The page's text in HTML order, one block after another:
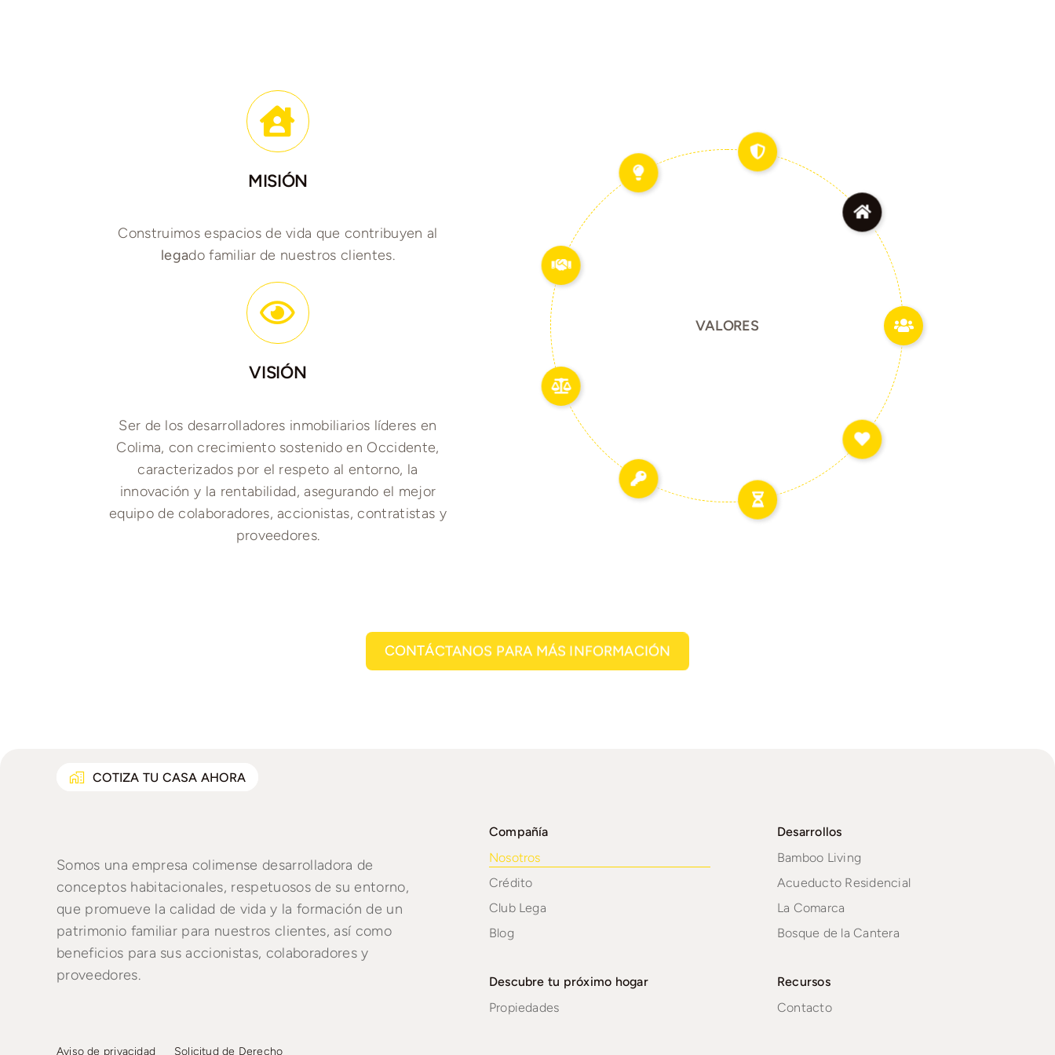
MISIÓN
Construimos espacios de vida que contribuyen al
legado familiar de nuestros clientes.
VISIÓN
Ser de los desarrolladores inmobiliarios líderes en
Colima, con crecimiento sostenido en Occidente,
caracterizados por el respeto al entorno, la
innovación y la rentabilidad, asegurando el mejor
equipo de colaboradores, accionistas, contratistas y
proveedores.
VALORES
CONTÁCTANOS PARA MÁS INFORMACIÓN
COTIZA TU CASA AHORA
Somos una empresa colimense desarrolladora de
conceptos habitacionales, respetuosos de su entorno,
que promueve la calidad de vida y la formación de un
patrimonio familiar para nuestros clientes, así como
beneficios para sus accionistas, colaboradores y
proveedores.
Compañía
Nosotros
Crédito
Club Lega
Blog
Descubre tu próximo hogar
Propiedades
Desarrollos
Bamboo Living
Acueducto Residencial
La Comarca
Bosque de la Cantera
Recursos
Contacto
Aviso de privacidad Solicitud de Derecho